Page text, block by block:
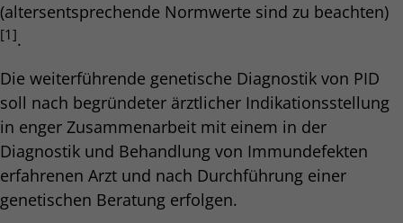
(altersentsprechende Normwerte sind zu beachten)
[1].
Die weiterführende genetische Diagnostik von PID
soll nach begründeter ärztlicher Indikationsstellung
in enger Zusammenarbeit mit einem in der
Diagnostik und Behandlung von Immundefekten
erfahrenen Arzt und nach Durchführung einer
genetischen Beratung erfolgen.